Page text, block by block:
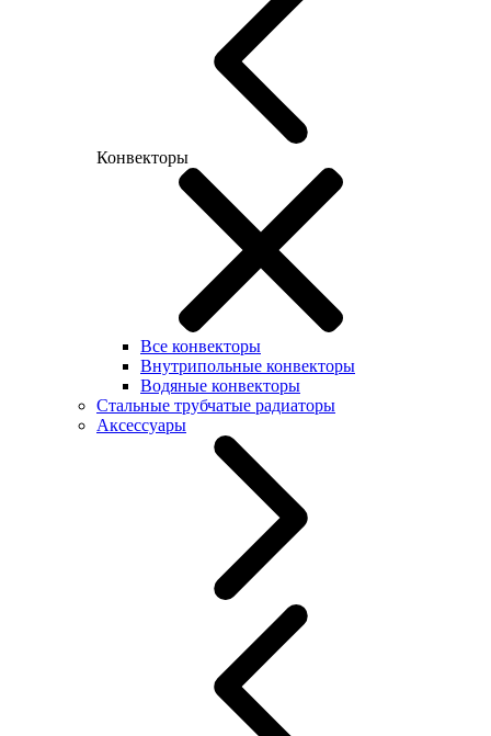
Конвекторы
Все конвекторы
Внутрипольные конвекторы
Водяные конвекторы
Стальные трубчатые радиаторы
Аксессуары